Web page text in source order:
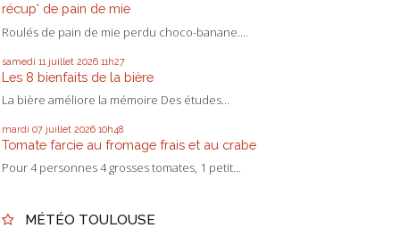
récup' de pain de mie
Roulés de pain de mie perdu choco-banane....
samedi 11 juillet 2026 11h27
Les 8 bienfaits de la bière
La bière améliore la mémoire Des études...
mardi 07 juillet 2026 10h48
Tomate farcie au fromage frais et au crabe
Pour 4 personnes 4 grosses tomates, 1 petit...
MÉTÉO TOULOUSE